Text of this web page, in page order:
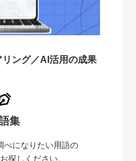
ング／AI活用の成果
集
べになりたい用語の
探しください。